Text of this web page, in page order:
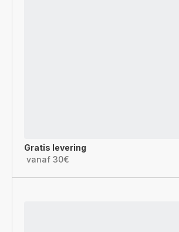
Gratis levering
vanaf 30€